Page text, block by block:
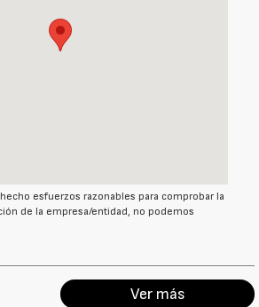
esfuerzos razonables para comprobar la
de la empresa/entidad, no podemos
Ver más